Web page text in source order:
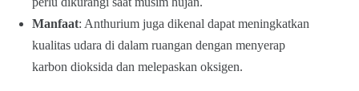
Manfaat: Anthurium juga dikenal dapat meningkatkan
kualitas udara di dalam ruangan dengan menyerap
karbon dioksida dan melepaskan oksigen.